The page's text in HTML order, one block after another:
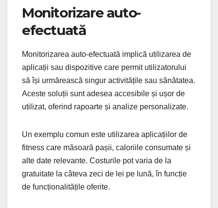
Monitorizare auto-
efectuată
Monitorizarea auto-efectuată implică utilizarea de
aplicații sau dispozitive care permit utilizatorului
să își urmărească singur activitățile sau sănătatea.
Aceste soluții sunt adesea accesibile și ușor de
utilizat, oferind rapoarte și analize personalizate.
Un exemplu comun este utilizarea aplicațiilor de
fitness care măsoară pașii, caloriile consumate și
alte date relevante. Costurile pot varia de la
gratuitate la câteva zeci de lei pe lună, în funcție
de funcționalitățile oferite.